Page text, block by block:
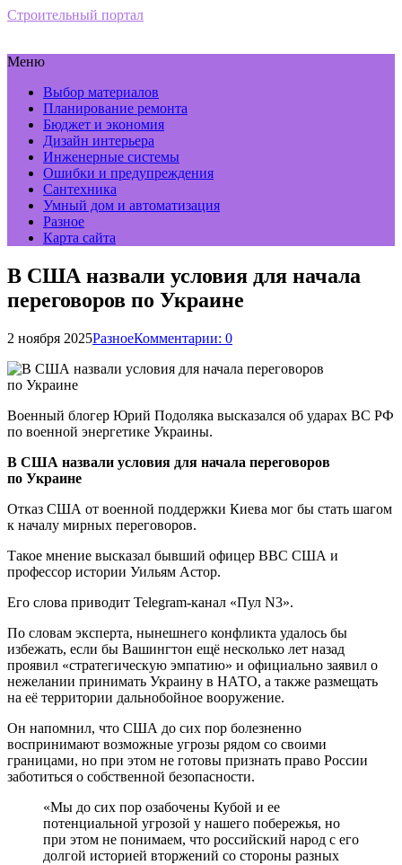
Строительный портал
Меню
Выбор материалов
Планирование ремонта
Бюджет и экономия
Дизайн интерьера
Инженерные системы
Ошибки и предупреждения
Сантехника
Умный дом и автоматизация
Разное
Карта сайта
В США назвали условия для начала
переговоров по Украине
2 ноября 2025РазноеКомментарии: 0
Военный блогер Юрий Подоляка высказался об ударах ВС РФ
по военной энергетике Украины.
В США назвали условия для начала переговоров
по Украине
Отказ США от военной поддержки Киева мог бы стать шагом
к началу мирных переговоров.
Такое мнение высказал бывший офицер ВВС США и
профессор истории Уильям Астор.
Его слова приводит Telegram-канал «Пул N3».
По словам эксперта, нынешнего конфликта удалось бы
избежать, если бы Вашингтон ещё несколько лет назад
проявил «стратегическую эмпатию» и официально заявил о
нежелании принимать Украину в НАТО, а также размещать
на её территории дальнобойное вооружение.
Он напомнил, что США до сих пор болезненно
воспринимают возможные угрозы рядом со своими
границами, но при этом не готовы признать право России
заботиться о собственной безопасности.
«Мы до сих пор озабочены Кубой и ее
потенциальной угрозой у нашего побережья, но
при этом не понимаем, что российский народ с его
долгой историей вторжений со стороны разных